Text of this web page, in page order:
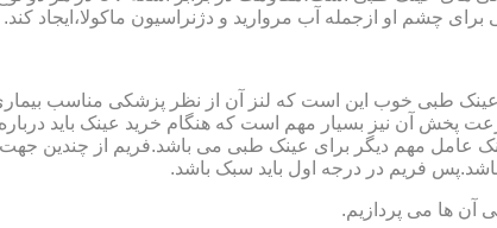
چشم او ازجمله آب مروارید و دژنراسیون ماکولا،ایجاد کند.
طبی خوب این است که لنز آن از نظر پزشکی مناسب
پخش آن نیز بسیار مهم است که هنگام خرید عینک باید
عامل مهم دیگر برای عینک طبی می باشد.فریم از چندین
فریم در درجه اول باید سبک باشد.
آن ها می پردازیم.